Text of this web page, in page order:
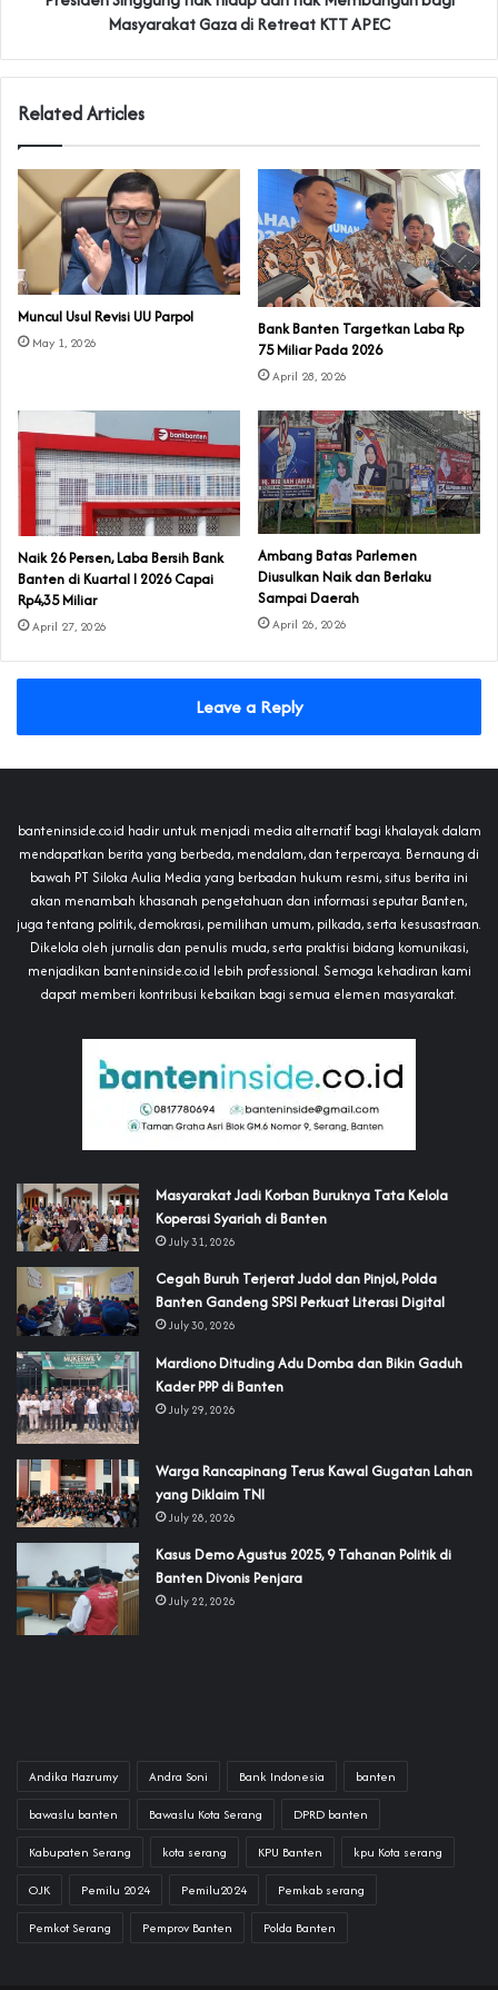
Masyarakat Gaza di Retreat KTT APEC
Related Articles
Muncul Usul Revisi UU Parpol
May 1, 2026
Bank Banten Targetkan Laba Rp
75 Miliar Pada 2026
April 28, 2026
Naik 26 Persen, Laba Bersih Bank
Banten di Kuartal I 2026 Capai
Rp4,35 Miliar
April 27, 2026
Ambang Batas Parlemen
Diusulkan Naik dan Berlaku
Sampai Daerah
April 26, 2026
Leave a Reply
banteninside.co.id hadir untuk menjadi media alternatif bagi khalayak dalam
mendapatkan berita yang berbeda, mendalam, dan terpercaya. Bernaung di
bawah PT Siloka Aulia Media yang berbadan hukum resmi, situs berita ini
akan menambah khasanah pengetahuan dan informasi seputar Banten,
juga tentang politik, demokrasi, pemilihan umum, pilkada, serta kesusastraan.
Dikelola oleh jurnalis dan penulis muda, serta praktisi bidang komunikasi,
menjadikan banteninside.co.id lebih professional. Semoga kehadiran kami
dapat memberi kontribusi kebaikan bagi semua elemen masyarakat.
‎Masyarakat Jadi Korban Buruknya Tata Kelola
Koperasi Syariah di Banten
July 31, 2026
Cegah Buruh Terjerat Judol dan Pinjol, Polda
Banten Gandeng SPSI Perkuat Literasi Digital
July 30, 2026
‎Mardiono Dituding Adu Domba dan Bikin Gaduh
Kader PPP di Banten
July 29, 2026
‎Warga Rancapinang Terus Kawal Gugatan Lahan
yang Diklaim TNI‎‎
July 28, 2026
‎Kasus Demo Agustus 2025, 9 Tahanan Politik di
Banten Divonis Penjara
July 22, 2026
Andika Hazrumy Andra Soni Bank Indonesia banten
bawaslu banten Bawaslu Kota Serang DPRD banten
Kabupaten Serang kota serang KPU Banten kpu Kota serang
OJK Pemilu 2024 Pemilu2024 Pemkab serang
Pemkot Serang Pemprov Banten Polda Banten